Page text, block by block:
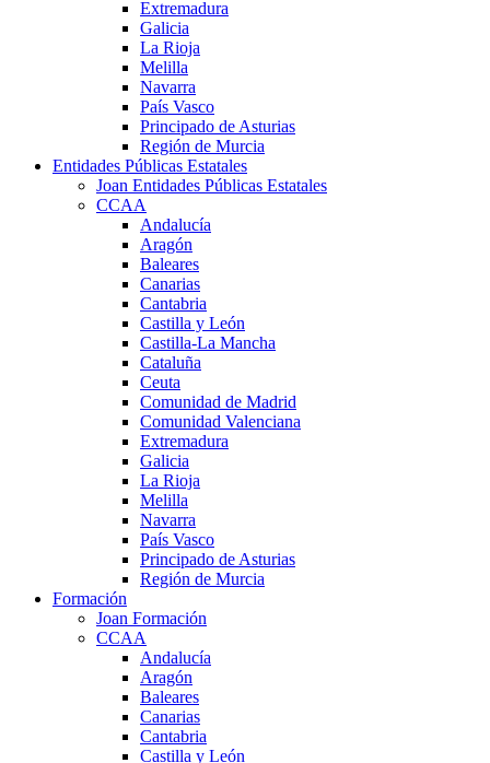
Extremadura
Galicia
La Rioja
Melilla
Navarra
País Vasco
Principado de Asturias
Región de Murcia
Entidades Públicas Estatales
Joan Entidades Públicas Estatales
CCAA
Andalucía
Aragón
Baleares
Canarias
Cantabria
Castilla y León
Castilla-La Mancha
Cataluña
Ceuta
Comunidad de Madrid
Comunidad Valenciana
Extremadura
Galicia
La Rioja
Melilla
Navarra
País Vasco
Principado de Asturias
Región de Murcia
Formación
Joan Formación
CCAA
Andalucía
Aragón
Baleares
Canarias
Cantabria
Castilla y León